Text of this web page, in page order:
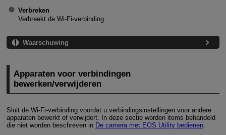
Verbreken
Verbreekt de Wi-Fi-verbinding.
Waarschuwing
Apparaten voor verbindingen
bewerken/verwijderen
Sluit de Wi-Fi-verbinding voordat u verbindingsinstellingen voor andere
apparaten bewerkt of verwijdert. In deze sectie worden items behandeld
die niet worden beschreven in De camera met EOS Utility bedienen.